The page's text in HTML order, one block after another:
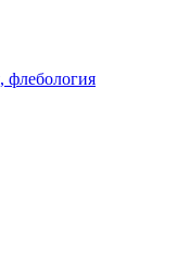
флебология